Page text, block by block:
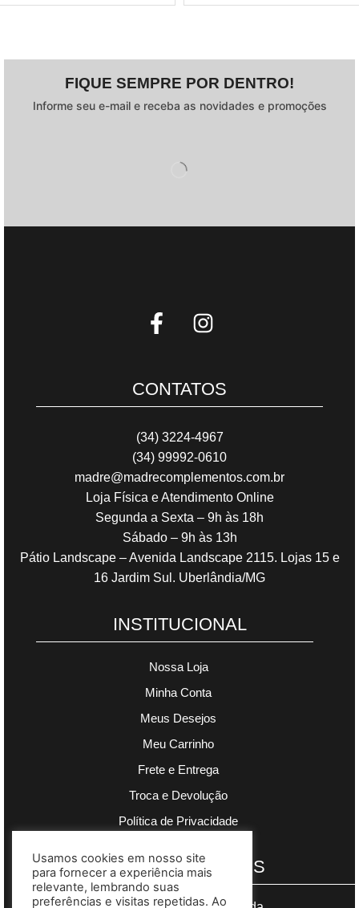
FIQUE SEMPRE POR DENTRO!
Informe seu e-mail e receba as novidades e promoções
CONTATOS
(34) 3224-4967
(34) 99992-0610
madre@madrecomplementos.com.br
Loja Física e Atendimento Online
Segunda a Sexta – 9h às 18h
Sábado – 9h às 13h
Pátio Landscape – Avenida Landscape 2115. Lojas 15 e
16 Jardim Sul. Uberlândia/MG
INSTITUCIONAL
Nossa Loja
Minha Conta
Meus Desejos
Meu Carrinho
Frete e Entrega
Troca e Devolução
Política de Privacidade
PAGAMENTOS
Usamos cookies em nosso site
para fornecer a experiência mais
relevante, lembrando suas
preferências e visitas repetidas. Ao